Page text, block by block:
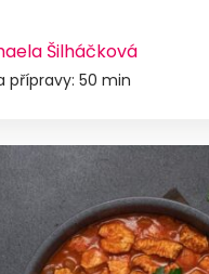
Šilháčková
přípravy: 50 min